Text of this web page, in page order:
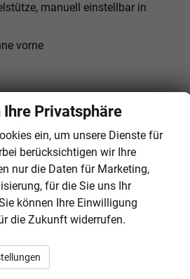
manuell einstellbar in
vorne
im Gepäckraum
(virtual Cockpit)
Stoff
Privatsphäre
ein, um unsere Dienste für
berücksichtigen wir Ihre
nur die Daten für Marketing,
für die Sie uns Ihr
können Ihre Einwilligung
die Zukunft widerrufen.